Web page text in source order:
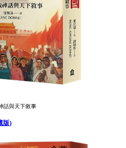
話與天下敘事
版)